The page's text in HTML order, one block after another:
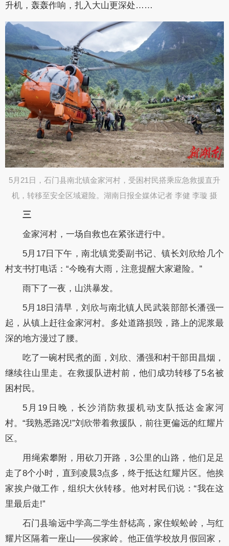
升机，轰轰作响，扎入大山更深处……
5月21日，石门县南北镇金家河村，受困村民搭乘应急救援直升
机，转移至安全区域避险。湖南日报全媒体记者 李健 李璇 摄​
三
金家河村，一场自救也在紧张进行中。
5月17日下午，南北镇党委副书记、镇长刘欣给几个
村支书打电话：“今晚有大雨，注意提醒大家避险。”
雨下了一夜，山洪暴发。
5月18日清早，刘欣与南北镇人民武装部部长潘强一
起，从镇上赶往金家河村。多处道路损毁，路上的泥浆最
深的地方漫过了腰。
吃了一碗村民煮的面，刘欣、潘强和村干部田昌烟，
继续往山里走。在救援队进村前，他们成功转移了5名被
困村民。
5月19日晚，长沙消防救援机动支队抵达金家河
村。“我熟悉路况!”刘欣带着救援队，前往更偏远的红耀片
区。
用绳索攀附，用砍刀开路，3公里的山路，他们足足
走了8个小时，直到凌晨3点多，终于抵达红耀片区。他挨
家挨户做工作，组织大伙转移。他对村民们说：“我在这
里最后走!”
石门县瑜远中学高二学生舒梽高，家住蜈蚣岭，与红
耀片区隔着一座山——侯家岭。他正值学校放月假回家，